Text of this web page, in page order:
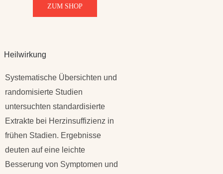
ZUM SHOP
Heilwirkung
Systematische Übersichten und
randomisierte Studien
untersuchten standardisierte
Extrakte bei Herzinsuffizienz in
frühen Stadien. Ergebnisse
deuten auf eine leichte
Besserung von Symptomen und